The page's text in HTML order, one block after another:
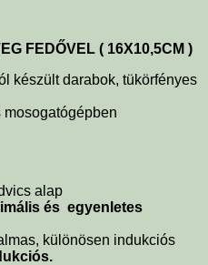
FEDŐVEL ( 16X10,5CM )
készült darabok, tükörfényes
mosogatógépben
alap
és egyenletes
különösen indukciós